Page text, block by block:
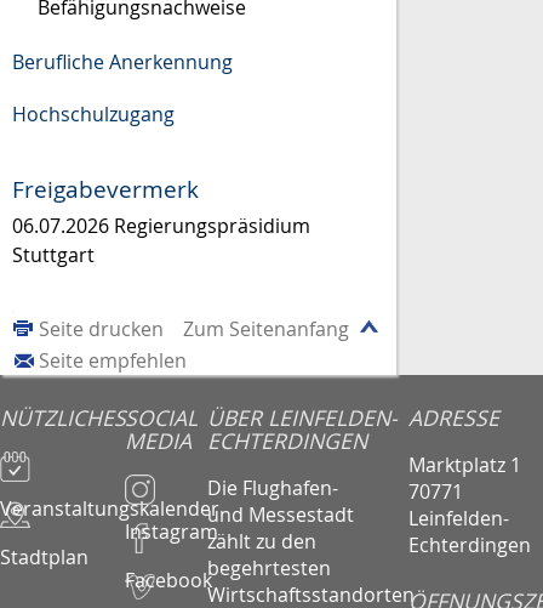
Befähigungsnachweise
Berufliche Anerkennung
Hochschulzugang
Freigabevermerk
06.07.2026 Regierungspräsidium
Stuttgart
Zum Seitenanfang
Seite drucken
Seite empfehlen
NÜTZLICHES
Veranstaltungskalender
Stadtplan
SOCIAL
MEDIA
Instagram
Facebook
ÜBER LEINFELDEN-
ECHTERDINGEN
Die Flughafen-
und Messestadt
zählt zu den
begehrtesten
Wirtschaftsstandorten
ADRESSE
Marktplatz 1
70771
Leinfelden-
Echterdingen